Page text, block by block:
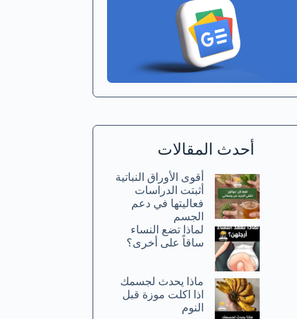
أحدث المقالات
أقوى الأوراق النباتية
أثبتت الدراسات
فعاليتها في دعم
الجسم
لماذا تضع النساء
ساقاً على أخرى؟
ماذا يحدث لجسمك
اذا اكلت موزة قبل
النوم